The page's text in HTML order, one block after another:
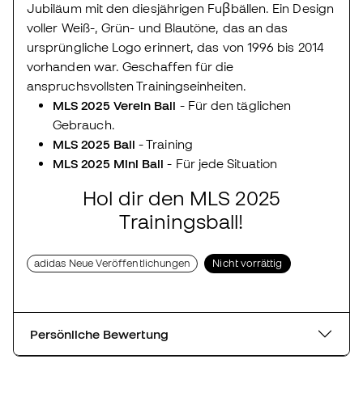
Jubiläum mit den diesjährigen Fuβbällen. Ein Design
voller Weiß-, Grün- und Blautöne, das an das
ursprüngliche Logo erinnert, das von 1996 bis 2014
vorhanden war. Geschaffen für die
anspruchsvollsten Trainingseinheiten.
MLS 2025 Verein Ball - Für den täglichen
Gebrauch.
MLS 2025 Ball - Training
MLS 2025 Mini Ball - Für jede Situation
Hol dir den MLS 2025
Trainingsball!
adidas Neue Veröffentlichungen Nicht vorrättig
Persönliche Bewertung